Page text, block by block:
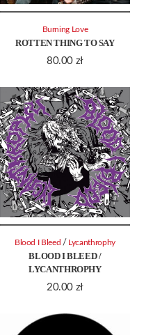
ROTTEN THING TO SAY
80.00 zł
Burning Love
BLOOD I BLEED /
LYCANTHROPHY
20.00 zł
Blood I Bleed / Lycanthrophy